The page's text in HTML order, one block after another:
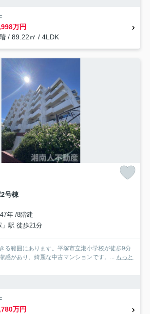
万円
/ 89.22㎡ / 4LDK
号棟
年 /8階建
駅 徒歩21分
る範囲にあります。平塚市立港小学校が徒歩9分
感があり、綺麗な中古マンションです。... もっと
万円